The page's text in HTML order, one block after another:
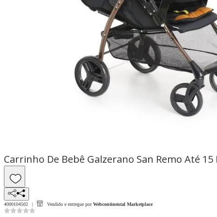
Carrinho De Bebê Galzerano San Remo Até 15
4000104502 Vendido e entregue por Webcontinental Marketplace